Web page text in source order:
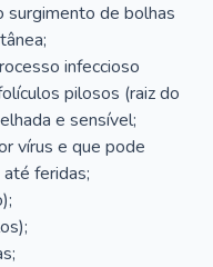
surgimento de bolhas
infeccioso
pilosos (raiz do
e sensível;
vírus e que pode
feridas;